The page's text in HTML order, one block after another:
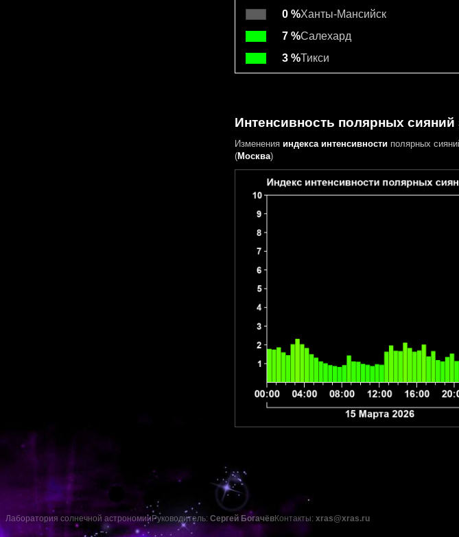
0 %Ханты-Мансийск
7 %Салехард
3 %Тикси
Интенсивность полярных сияний
Изменения индекса интенсивностиполярных
(Москва)
Лаборатория солнечной астрономииРуководитель: Сергей БогачёвКонтакты: xras@xras.ru